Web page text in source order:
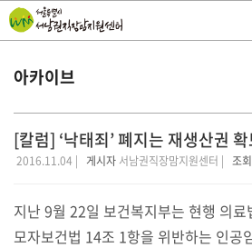
아카이브
[칼럼] ‘낙태죄’ 폐지는 재생산권
2016.11.04 | 게시자 서남권직장맘지원센터 | 조
지난 9월 22일 보건복지부는 현행 의
모자보건법 14조 1항을 위반하는 인공